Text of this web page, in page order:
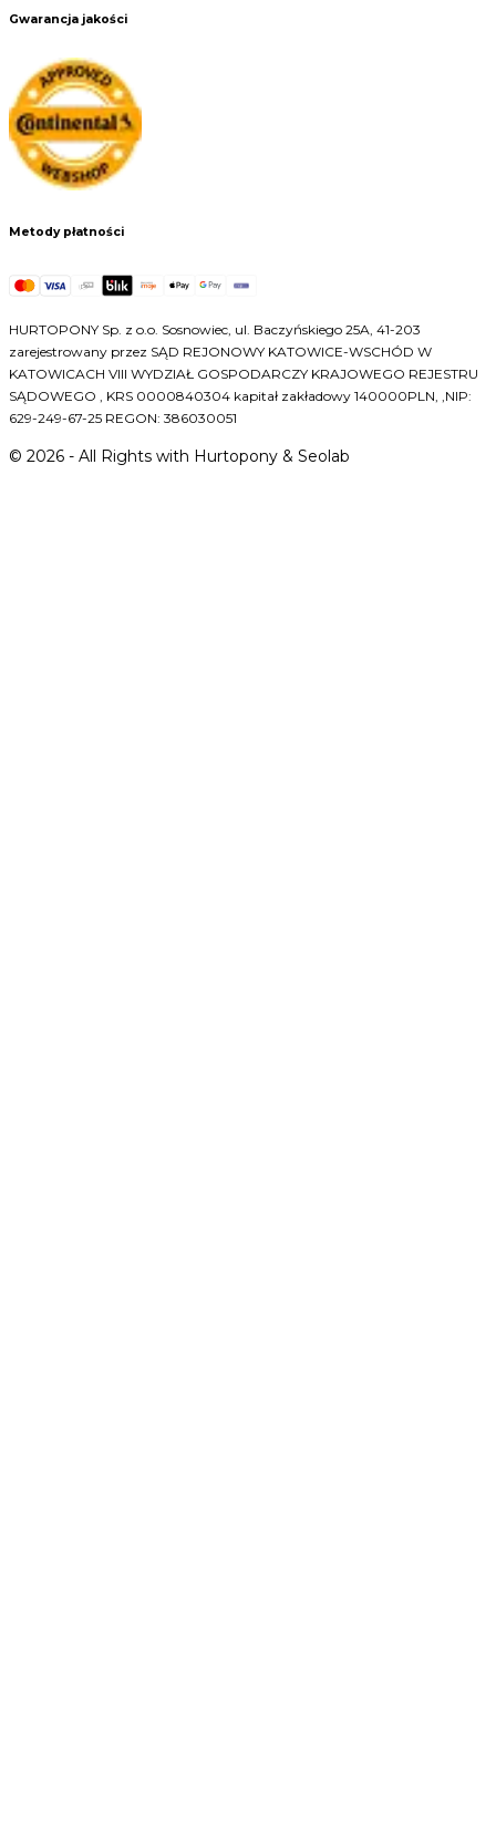
Gwarancja jakości
Metody płatności
HURTOPONY Sp. z o.o. Sosnowiec, ul. Baczyńskiego 25A, 41-203
zarejestrowany przez SĄD REJONOWY KATOWICE-WSCHÓD W
KATOWICACH VIII WYDZIAŁ GOSPODARCZY KRAJOWEGO REJESTRU
SĄDOWEGO , KRS 0000840304 kapitał zakładowy 140000PLN, ,NIP:
629-249-67-25 REGON: 386030051
© 2026 - All Rights with Hurtopony & Seolab